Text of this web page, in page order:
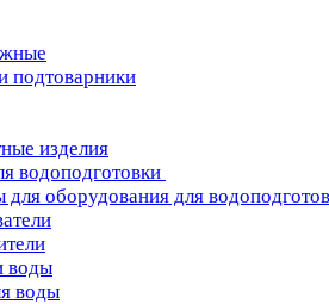
подтоварники
изделия
водоподготовки
для оборудования для
воды
воды